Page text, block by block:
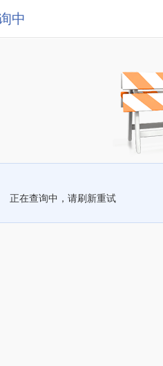
中
正在查询中，请刷新重试